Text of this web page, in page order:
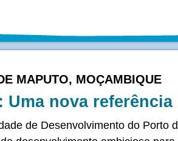
MAPUTO, MOÇAMBIQUE
Uma nova
de Desenvolvimento do Porto